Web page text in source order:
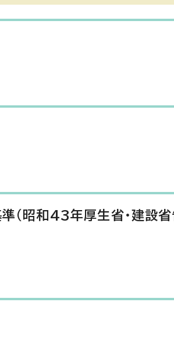
(昭和43年厚生省・建設